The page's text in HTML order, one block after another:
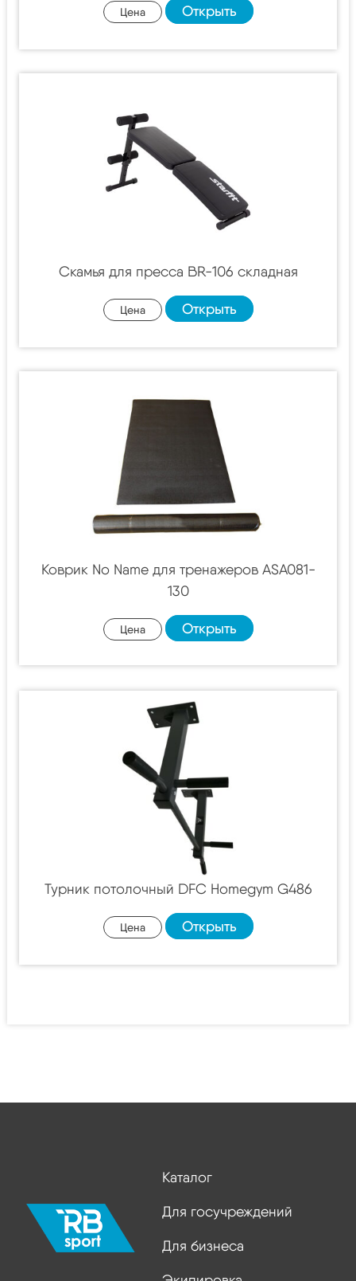
Цена Открыть
Скамья для пресса BR-106 складная
Цена Открыть
Коврик No Name для тренажеров ASA081-
130
Цена Открыть
Турник потолочный DFC Homegym G486
Цена Открыть
Каталог
Для госучреждений
Для бизнеса